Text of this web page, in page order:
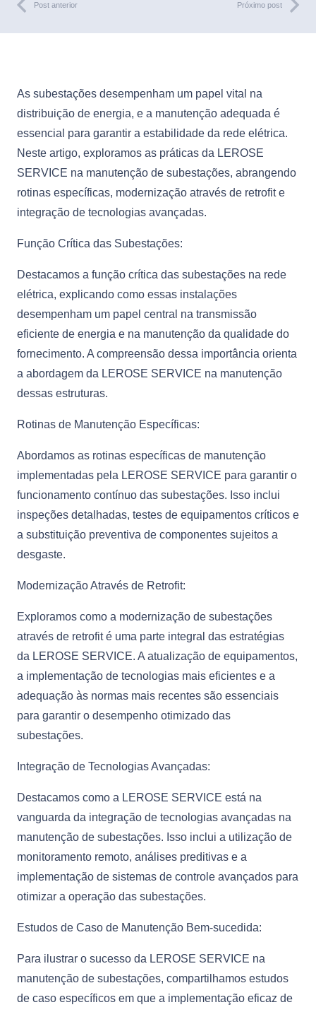
Post anterior Próximo post
As subestações desempenham um papel vital na
distribuição de energia, e a manutenção adequada é
essencial para garantir a estabilidade da rede elétrica.
Neste artigo, exploramos as práticas da LEROSE
SERVICE na manutenção de subestações, abrangendo
rotinas específicas, modernização através de retrofit e
integração de tecnologias avançadas.
Função Crítica das Subestações:
Destacamos a função crítica das subestações na rede
elétrica, explicando como essas instalações
desempenham um papel central na transmissão
eficiente de energia e na manutenção da qualidade do
fornecimento. A compreensão dessa importância orienta
a abordagem da LEROSE SERVICE na manutenção
dessas estruturas.
Rotinas de Manutenção Específicas:
Abordamos as rotinas específicas de manutenção
implementadas pela LEROSE SERVICE para garantir o
funcionamento contínuo das subestações. Isso inclui
inspeções detalhadas, testes de equipamentos críticos e
a substituição preventiva de componentes sujeitos a
desgaste.
Modernização Através de Retrofit:
Exploramos como a modernização de subestações
através de retrofit é uma parte integral das estratégias
da LEROSE SERVICE. A atualização de equipamentos,
a implementação de tecnologias mais eficientes e a
adequação às normas mais recentes são essenciais
para garantir o desempenho otimizado das
subestações.
Integração de Tecnologias Avançadas:
Destacamos como a LEROSE SERVICE está na
vanguarda da integração de tecnologias avançadas na
manutenção de subestações. Isso inclui a utilização de
monitoramento remoto, análises preditivas e a
implementação de sistemas de controle avançados para
otimizar a operação das subestações.
Estudos de Caso de Manutenção Bem-sucedida:
Para ilustrar o sucesso da LEROSE SERVICE na
manutenção de subestações, compartilhamos estudos
de caso específicos em que a implementação eficaz de